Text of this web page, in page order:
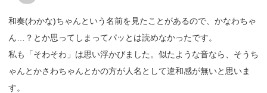
和奏(わかな)ちゃんという名前を見たことがあるので、かなわちゃ
ん…？とか思ってしまってパッとは読めなかったです。
私も「そわそわ」は思い浮かびました。似たような音なら、そうち
ゃんとかさわちゃんとかの方が人名として違和感が無いと思いま
す。